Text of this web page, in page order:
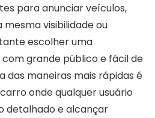
para anunciar veículos,
visibilidade ou
escolher uma
grande público e fácil de
das maneiras mais rápidas é
onde qualquer usuário
detalhado e alcançar